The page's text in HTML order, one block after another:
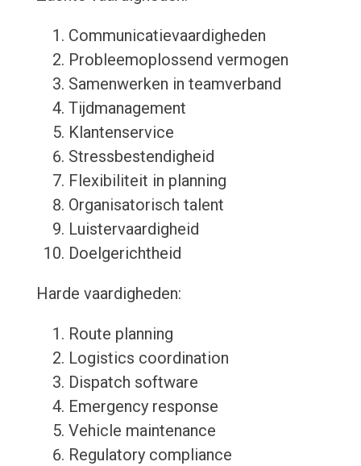
Communicatievaardigheden
Probleemoplossend vermogen
Samenwerken in teamverband
Tijdmanagement
Klantenservice
Stressbestendigheid
Flexibiliteit in planning
Organisatorisch talent
Luistervaardigheid
Doelgerichtheid
Harde vaardigheden:
Route planning
Logistics coordination
Dispatch software
Emergency response
Vehicle maintenance
Regulatory compliance